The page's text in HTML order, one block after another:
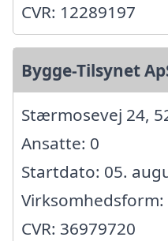
CVR: 12289197
Bygge-Tilsynet
Stærmosevej 24,
Ansatte: 0
Startdato: 05.
CVR: 36979720